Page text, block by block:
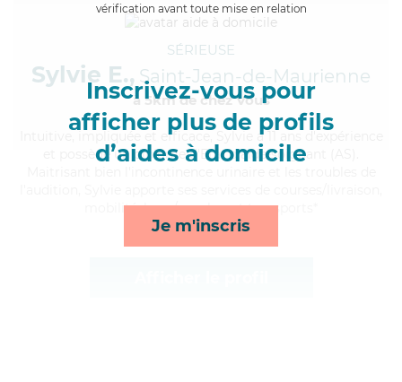
vérification avant toute mise en relation
Inscrivez-vous pour
afficher plus de profils
d’aides à domicile
Je m'inscris
SÉRIEUSE
Sylvie E., Saint-Jean-de-Maurienne
à 5km de chez Vous
, impliquée et efficace, Sylvie a 11 ans d'expérience
et possède un diplôme d'Etat d'aide-soignant (AS).
mobilité, lever/coucher et transports*